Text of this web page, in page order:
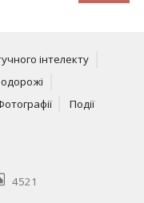
інтелекту
Події
4521